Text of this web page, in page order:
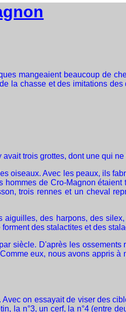
mangeaient beaucoup de
la chasse et des imitations
trois grottes, dont une qui
oiseaux. Avec les peaux, ils
de Cro-Magnon
trois rennes et un cheval
des harpons, des
des stalactites et des
siècle. D'après les ossements
eux, nous avons appris à
on essayait de viser des
la n°3, un cerf, la n°4 (entre